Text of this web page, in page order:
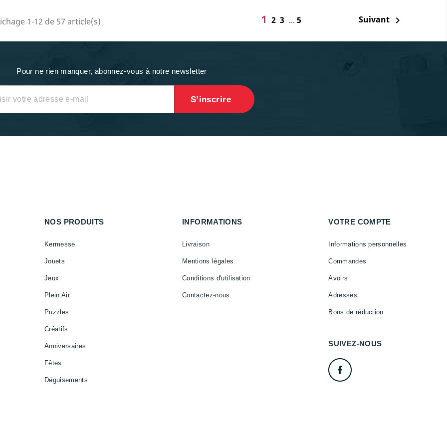
1-12 de 57 article(s) 1 2 3 … 5 Suivant 
Pour ne rien manquer, abonnez-vous à notre newsletter
NOS PRODUITS
Kermesse
Jouets
Jeux
Plein Air
Puzzles
Créatifs
Anniversaires
Fêtes
Déguisements
INFORMATIONS
Livraison
Mentions légales
Conditions d'utilisation
Contactez-nous
VOTRE COMPTE
Informations personnelles
Commandes
Avoirs
Adresses
Bons de réduction
SUIVEZ-NOUS